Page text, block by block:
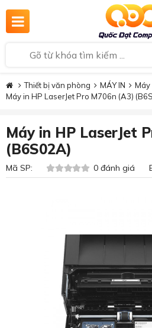
Thiết bị văn phòng MÁY IN
Máy
Máy in HP LaserJet Pro M706n (A3)
Máy in HP LaserJet
(B6S02A)
Mã SP: 0 đánh giá